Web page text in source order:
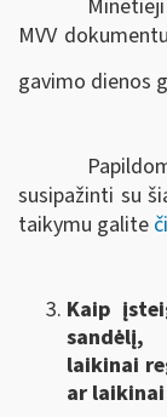
MVV
gavimo dienos
susipažinti su
taikymu galite
Kaip
sandėlį,
laikinai
ar